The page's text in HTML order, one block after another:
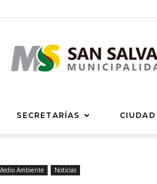
Municipalidad
SECRETARÍAS CIUDAD
Ambiente Noticias